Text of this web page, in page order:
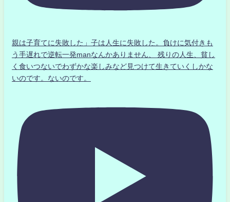
親は子育てに失敗した」子は人生に失敗した。負けに気付きも
う手遅れで逆転一発manなんかありません、 残りの人生、貧し
く食いつないでわずかな楽しみなど見つけて生きていくしかな
いのです。ないのです。